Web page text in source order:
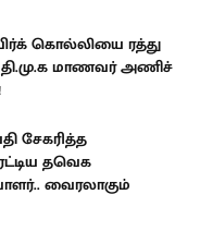
கொல்லியை ரத்து
மாணவர் அணிச்
சேகரித்த
தவெக
வைரலாகும்